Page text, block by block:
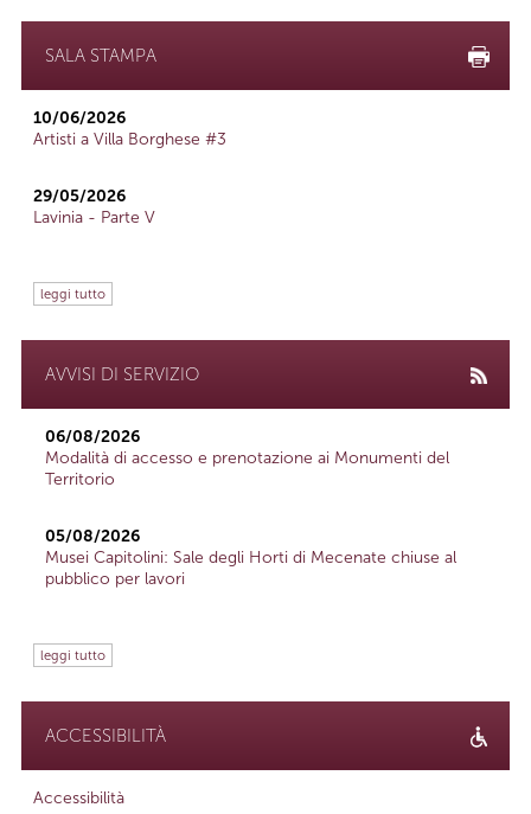
SALA STAMPA
10/06/2026
Artisti a Villa Borghese #3
29/05/2026
Lavinia - Parte V
leggi tutto
AVVISI DI SERVIZIO
06/08/2026
Modalità di accesso e prenotazione ai Monumenti del
Territorio
05/08/2026
Musei Capitolini: Sale degli Horti di Mecenate chiuse al
pubblico per lavori
leggi tutto
ACCESSIBILITÀ
Accessibilità